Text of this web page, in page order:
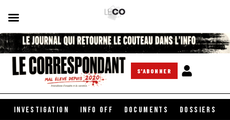
S'ABONNER
INVESTIGATION INFO OFF DOCUMENTS DOSSIERS